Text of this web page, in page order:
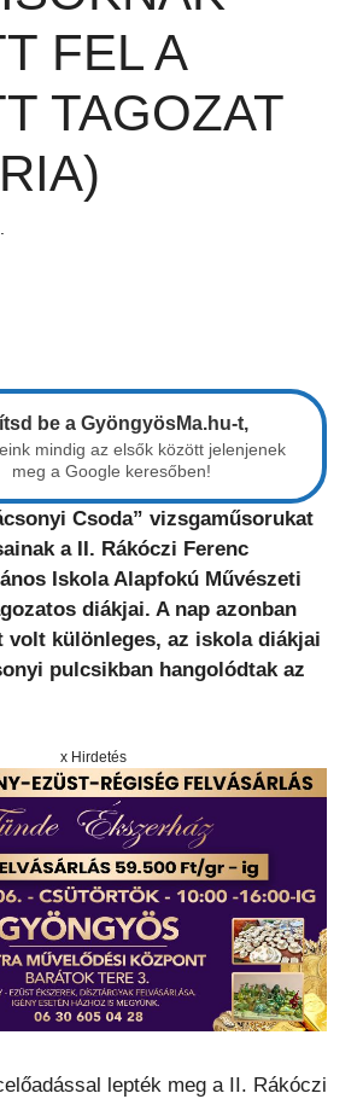
FEL A
TAGOZAT
be a GyöngyösMa.hu-t,
mindig az elsők között jelenjenek
meg a Google keresőben!
Csoda” vizsgaműsorukat
a II. Rákóczi Ferenc
Iskola Alapfokú Művészeti
diákjai. A nap azonban
volt különleges, az iskola diákjai
pulcsikban hangolódtak az
x Hirdetés
lepték meg a II. Rákóczi